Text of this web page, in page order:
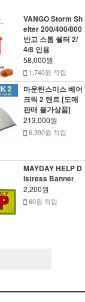
VANGO Storm Sh
elter 200/400/800
반고 스톰 쉘터 2/
4/8 인용
58,000원
1,740원 적립
마운틴스미스 베어
크릭 2 텐트 [도매
판매 불가상품]
213,000원
6,390원 적립
MAYDAY HELP D
istress Banner
2,200원
60원 적립